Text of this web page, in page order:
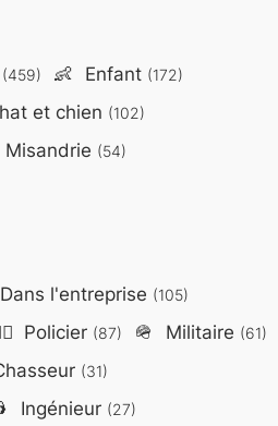
(459) 👶 Enfant (172)
et chien (102)
Misandrie (54)
Dans l'entreprise (105)
Policier (87) 🪖 Militaire (61)
(31)
Ingénieur (27)